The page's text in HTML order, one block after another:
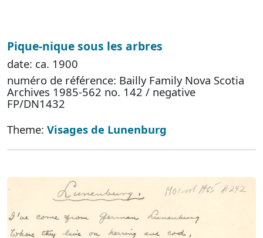
Pique-nique sous les arbres
date: ca. 1900
numéro de référence: Bailly Family Nova Scotia
Archives 1985-562 no. 142 / negative
FP/DN1432
Theme: Visages de Lunenburg